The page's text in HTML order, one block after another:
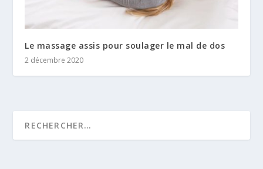
Le massage assis pour soulager le mal de dos
2 décembre 2020